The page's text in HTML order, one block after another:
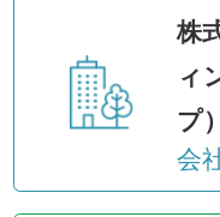
株
ィ
プ
会